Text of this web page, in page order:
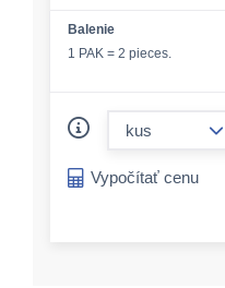
Balenie
1 PAK = 2 pieces.
Vypočítať cenu